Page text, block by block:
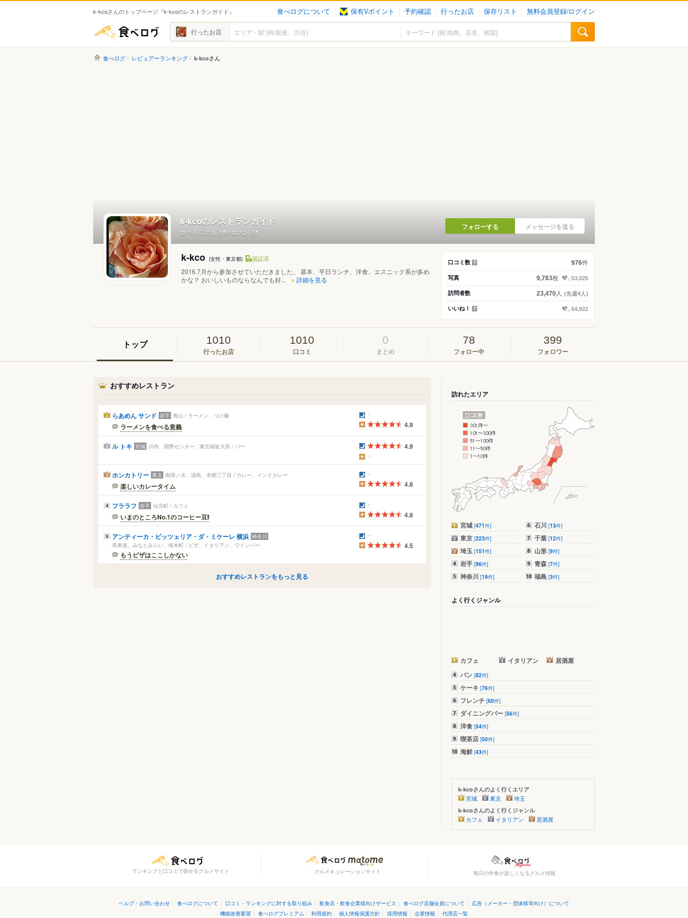
k-kcoさんのトップページ『k-kcoのレストランガイド』 食べログについて 保有Vポイント 予約確認 行ったお店 保存リスト 無料会員登録/ログイン
食べログ 行ったお店
食べログ レビュアーランキング k-kcoさん
k-kcoのレストランガイド
食べるの大好き❗外食大好き❗
フォローする メッセージを送る
k-kco (女性・東京都) 認証済
2016.7月から参加させていただきました。 基本、平日ランチ、洋食、エスニック系が多め
かな？ おいしいものならなんでも好...
詳細を見る
口コミ数 ？ 976件
写真 9,783枚 53,025
訪問者数 23,470人 (先週4人)
いいね！ ？ 54,922
トップ 1010
行ったお店
1010
口コミ
0
まとめ
78
フォロー中
399
フォロワー
おすすめレストラン
1 らあめん サンド 岩手 青山 / ラーメン、つけ麺
ラーメンを食べる意義 4.9
2 ル トキ 宮城 川内、国際センター、東北福祉大前 / バー 4.9
3 ホンカトリー 東京 御茶ノ水、湯島、本郷三丁目 / カレー、インドカレー
楽しいカレータイム 4.8
4 フララフ 岩手 仙北町 / カフェ
いまのところNo.1のコーヒー豆❗ 4.8
5 アンティーカ・ピッツェリア・ダ・ミケーレ 横浜 神奈川
馬車道、みなとみらい、桜木町 / ピザ、イタリアン、ワインバー
もうピザはここしかない
4.5
おすすめレストランをもっと見る
訪れたエリア
宮城 [471件]
東京 [223件]
埼玉 [151件]
岩手 [96件]
神奈川 [19件]
石川 [13件]
千葉 [12件]
山形 [9件]
青森 [7件]
福島 [3件]
よく行くジャンル
カフェ イタリアン
居酒屋
パン [82件]
ケーキ [76件]
フレンチ [60件]
ダイニングバー [56件]
洋食 [54件]
喫茶店 [50件]
海鮮 [43件]
k-kcoさんのよく行くエリア
宮城 東京 埼玉
k-kcoさんのよく行くジャンル
カフェ イタリアン 居酒屋
ランキングと口コミで探せるグルメサイト グルメキュレーションサイト 毎日の外食が楽しくなるグルメ情報
ヘルプ・お問い合わせ | 食べログについて | 口コミ・ランキングに対する取り組み | 飲食店・飲食企業様向けサービス | 食べログ店舗会員について | 広告（メーカー・団体様等向け）について
機能改善要望 | 食べログプレミアム | 利用規約 | 個人情報保護方針 | 採用情報 | 企業情報 | 代理店一覧